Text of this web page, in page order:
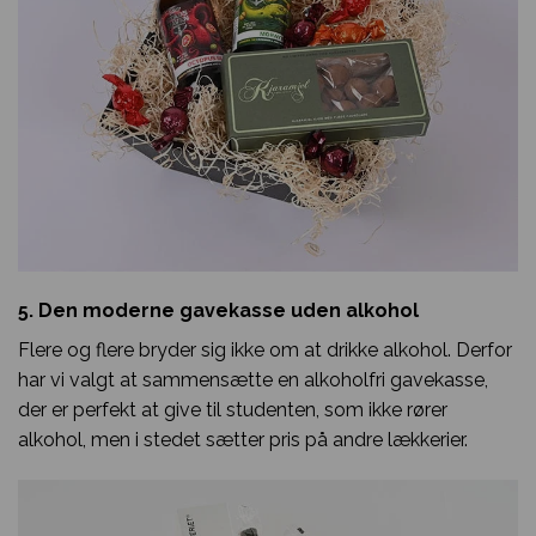
5. Den moderne gavekasse uden alkohol
Flere og flere bryder sig ikke om at drikke alkohol. Derfor
har vi valgt at sammensætte en alkoholfri gavekasse,
der er perfekt at give til studenten, som ikke rører
alkohol, men i stedet sætter pris på andre lækkerier.